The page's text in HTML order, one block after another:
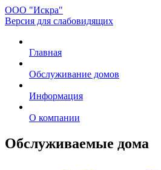
ООО "Искра"
Версия для слабовидящих
Главная
Обслуживание домов
Информация
О компании
Обслуживаемые дома